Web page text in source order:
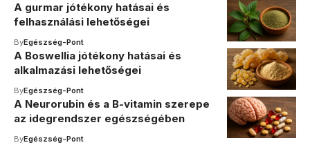
A gurmar jótékony hatásai és
felhasználási lehetőségei
ByEgészség-Pont
A Boswellia jótékony hatásai és
alkalmazási lehetőségei
ByEgészség-Pont
A Neurorubin és a B-vitamin szerepe
az idegrendszer egészségében
ByEgészség-Pont